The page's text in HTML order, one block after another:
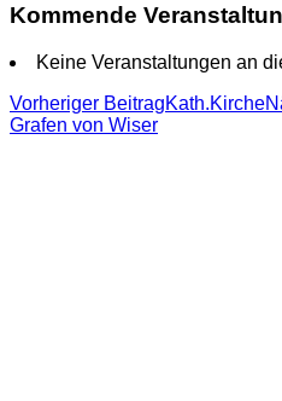
Kommende
Keine Veranstaltungen an
Beitragsnavigation
Vorheriger BeitragKath.Kirche
Grafen von Wiser